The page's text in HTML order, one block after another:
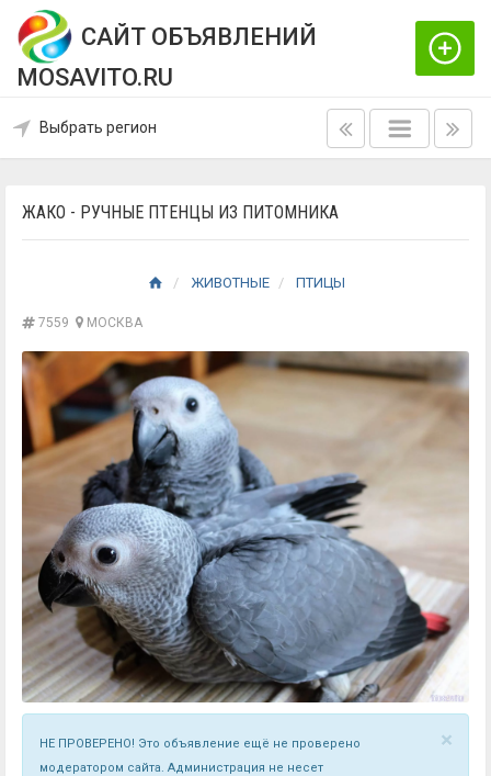
САЙТ ОБЪЯВЛЕНИЙ
MOSAVITO.RU
Выбрать регион
ЖАКО - РУЧНЫЕ ПТЕНЦЫ ИЗ ПИТОМНИКА
ЖИВОТНЫЕ ПТИЦЫ
7559 МОСКВА
×
НЕ ПРОВЕРЕНО! Это объявление ещё не проверено
модератором сайта. Администрация не несет